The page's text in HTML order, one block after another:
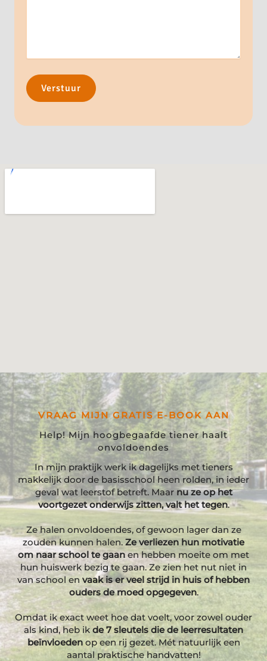
Verstuur
VRAAG MIJN GRATIS E-BOOK AAN
Help! Mijn hoogbegaafde tiener haalt
onvoldoendes
In mijn praktijk werk ik dagelijks met tieners
makkelijk door de basisschool heen rolden, in ieder
geval wat leerstof betreft. Maar nu ze op het
voortgezet onderwijs zitten, valt het tegen.
Ze halen onvoldoendes, of gewoon lager dan ze
zouden kunnen halen. Ze verliezen hun motivatie
om naar school te gaanen hebben moeite om met
hun huiswerk bezig te gaan. Ze zien het nut niet in
van school en vaak is er veel strijd in huis of hebben
ouders de moed opgegeven.
Omdat ik exact weet hoe dat voelt, voor zowel ouder
als kind, heb ik de 7 sleutels die de leerresultaten
beïnvloeden op een rij gezet. Mét natuurlijk een
aantal praktische handvatten!